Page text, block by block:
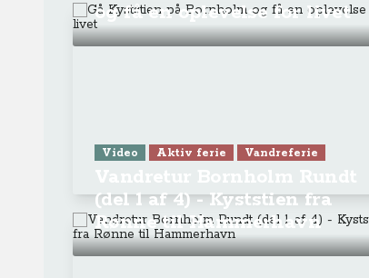
og få en oplevelse for livet
Video Aktiv ferie Vandreferie
(del 1 af 4) - Kyststien fra
Rønne til Hammerhavn